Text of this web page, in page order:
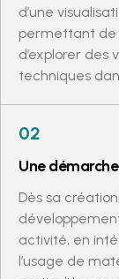
d’une
permettant de
d’explorer des
techniques
02
Une
Dès sa
activité, en
l’usage de